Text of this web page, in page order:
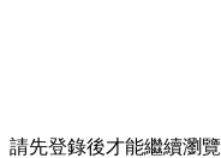
請先登錄後才能繼續瀏覽